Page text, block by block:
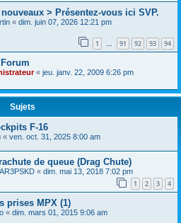
> Présentez-vous ici SVP.
« dim. juin 07, 2026 12:21 pm
1 … 91 92 93 94
« jeu. janv. 22, 2009 6:26 pm
Sujets
F-16
« ven. oct. 31, 2025 8:00 am
de queue (Drag Chute)
« dim. mai 13, 2018 7:02 pm
1 2 3 4
prises MPX (1)
« dim. mars 01, 2015 9:06 am